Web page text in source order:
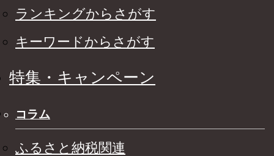
ランキングからさがす
キーワードからさがす
特集・キャンペーン
コラム
ふるさと納税関連